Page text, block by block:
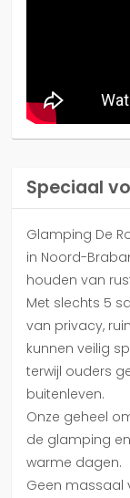
Speciaal
Glamping De
in Noord-
houden van
Met slechts 5
van privacy,
kunnen veilig
terwijl ouders
buitenleven.
Onze geheel
de glamping
warme dagen.
Geen massaal